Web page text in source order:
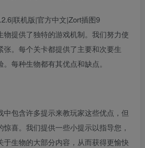
物提供了独特的游戏机制。我们努力使
张。每个关卡都提供了主要和次要生
每种生物都有其优点和缺点。
中包含许多提示来教玩家这些优点，但
喜。我们提供一些小提示以指导您，
于生物的大部分内容，从而获得更愉快